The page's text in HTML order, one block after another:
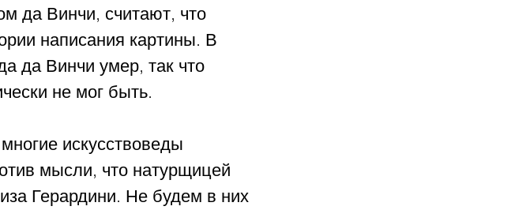
да Винчи, считают, что
написания картины. В
да Винчи умер, так что
не мог быть.
искусствоведы
мысли, что натурщицей
Герардини. Не будем в них